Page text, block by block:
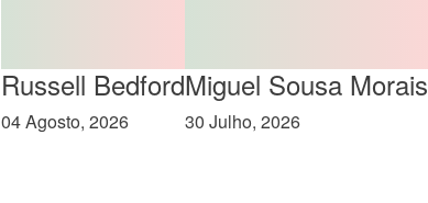
Russell Bedford
04 Agosto, 2026
Miguel Sousa Morais
30 Julho, 2026